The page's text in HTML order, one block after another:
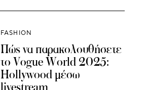
FASHION
Πώς να παρακολουθήσετε
το Vogue World 2025:
Hollywood μέσω
livestream